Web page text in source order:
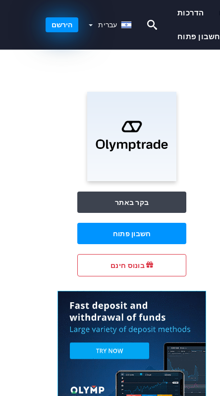
הדרכות
חשבון פתוח
עברית הירשם
בקר באתר
חשבון פתוח
בונוס חינם